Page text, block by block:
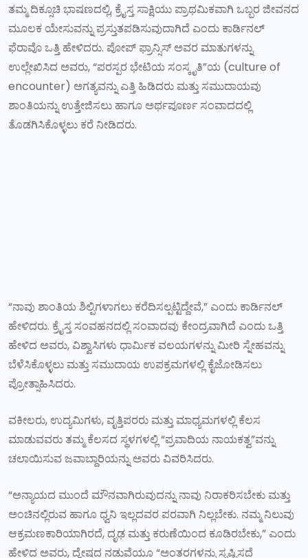
ತಮ್ಮ ದಿಕ್ಸೂಚಿ ಭಾಷಣದಲ್ಲಿ, ಕ್ರೈಸ್ತ ಸಾಕ್ಷಿಯು ಪ್ರಾಥಮಿಕವಾಗಿ ಒಬ್ಬರ ಜೀವನದ
ಮೂಲಕ ಯೇಸುವನ್ನು ಪ್ರಸ್ತುತಪಡಿಸುವುದಾಗಿದೆ ಎಂದು ಕಾರ್ಡಿನಲ್
ಫೆರಾವೊ ಒತ್ತಿ ಹೇಳಿದರು. ಪೋಪ್ ಫ್ರಾನ್ಸಿಸ್ ಅವರ ಮಾತುಗಳನ್ನು
ಉಲ್ಲೇಖಿಸಿದ ಅವರು, “ಪರಸ್ಪರ ಭೇಟಿಯ ಸಂಸ್ಕೃತಿ”ಯ (culture of
encounter) ಅಗತ್ಯವನ್ನು ಎತ್ತಿ ಹಿಡಿದರು ಮತ್ತು ಸಮುದಾಯವು
ಶಾಂತಿಯನ್ನು ಉತ್ತೇಜಿಸಲು ಹಾಗೂ ಅರ್ಥಪೂರ್ಣ ಸಂವಾದದಲ್ಲಿ
ತೊಡಗಿಸಿಕೊಳ್ಳಲು ಕರೆ ನೀಡಿದರು.
“ನಾವು ಶಾಂತಿಯ ಶಿಲ್ಪಿಗಳಾಗಲು ಕರೆದಿಸಲ್ಪಟ್ಟಿದ್ದೇವೆ,” ಎಂದು ಕಾರ್ಡಿನಲ್
ಹೇಳಿದರು. ಕ್ರೈಸ್ತ ಸಂವಹನದಲ್ಲಿ ಸಂವಾದವು ಕೇಂದ್ರವಾಗಿದೆ ಎಂದು ಒತ್ತಿ
ಹೇಳಿದ ಅವರು, ವಿಶ್ವಾಸಿಗಳು ಧಾರ್ಮಿಕ ವಲಯಗಳನ್ನು ಮೀರಿ ಸ್ನೇಹವನ್ನು
ಬೆಳೆಸಿಕೊಳ್ಳಲು ಮತ್ತು ಸಮುದಾಯ ಉಪಕ್ರಮಗಳಲ್ಲಿ ಕೈಜೋಡಿಸಲು
ಪ್ರೋತ್ಸಾಹಿಸಿದರು.
ವಕೀಲರು, ಉದ್ಯಮಿಗಳು, ವೃತ್ತಿಪರರು ಮತ್ತು ಮಾಧ್ಯಮಗಳಲ್ಲಿ ಕೆಲಸ
ಮಾಡುವವರು ತಮ್ಮ ಕೆಲಸದ ಸ್ಥಳಗಳಲ್ಲಿ “ಪ್ರವಾದಿಯ ನಾಯಕತ್ವ”ವನ್ನು
ಚಲಾಯಿಸುವ ಜವಾಬ್ದಾರಿಯನ್ನು ಅವರು ವಿವರಿಸಿದರು.
“ಅನ್ಯಾಯದ ಮುಂದೆ ಮೌನವಾಗಿರುವುದನ್ನು ನಾವು ನಿರಾಕರಿಸಬೇಕು ಮತ್ತು
ಅಂಚಿನಲ್ಲಿರುವ ಹಾಗೂ ಧ್ವನಿ ಇಲ್ಲದವರ ಪರವಾಗಿ ನಿಲ್ಲಬೇಕು. ನಮ್ಮ ನಿಲುವು
ಆಕ್ರಮಣಕಾರಿಯಾಗಿರದೆ, ದೃಢ ಮತ್ತು ಕರುಣೆಯಿಂದ ಕೂಡಿರಬೇಕು,” ಎಂದು
ಹೇಳಿದ ಅವರು, ದ್ವೇಷದ ನಡುವೆಯೂ “ಅಂತರಗಳನ್ನು ಸೃಷ್ಟಿಸದೆ